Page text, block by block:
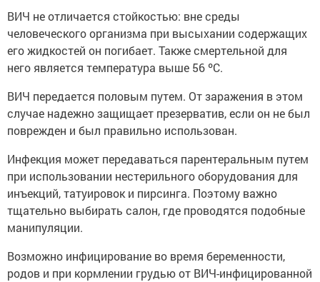
ВИЧ не отличается стойкостью: вне среды
человеческого организма при высыхании содержащих
его жидкостей он погибает. Также смертельной для
него является температура выше 56 ºС.
ВИЧ передается половым путем. От заражения в этом
случае надежно защищает презерватив, если он не был
поврежден и был правильно использован.
Инфекция может передаваться парентеральным путем
при использовании нестерильного оборудования для
инъекций, татуировок и пирсинга. Поэтому важно
тщательно выбирать салон, где проводятся подобные
манипуляции.
Возможно инфицирование во время беременности,
родов и при кормлении грудью от ВИЧ-инфицированной